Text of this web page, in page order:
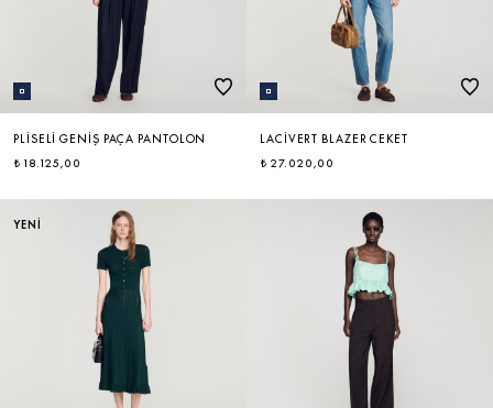
PLISELI GENIŞ PAÇA PANTOLON
₺ 18.125,00
LACIVERT BLAZER CEKET
₺ 27.020,00
YENİ